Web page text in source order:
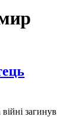
загинув